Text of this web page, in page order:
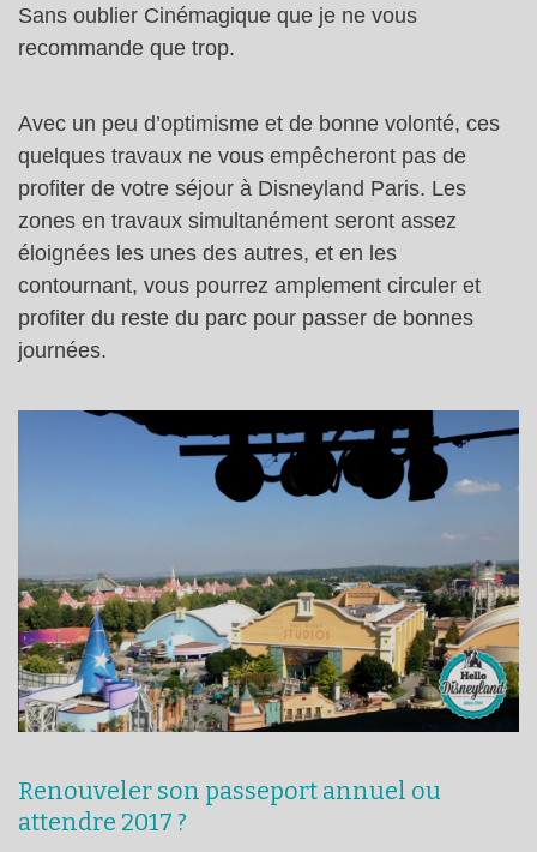
Sans oublier Cinémagique que je ne vous
recommande que trop.
Avec un peu d’optimisme et de bonne volonté, ces
quelques travaux ne vous empêcheront pas de
profiter de votre séjour à Disneyland Paris. Les
zones en travaux simultanément seront assez
éloignées les unes des autres, et en les
contournant, vous pourrez amplement circuler et
profiter du reste du parc pour passer de bonnes
journées.
Renouveler son passeport annuel ou
attendre 2017 ?